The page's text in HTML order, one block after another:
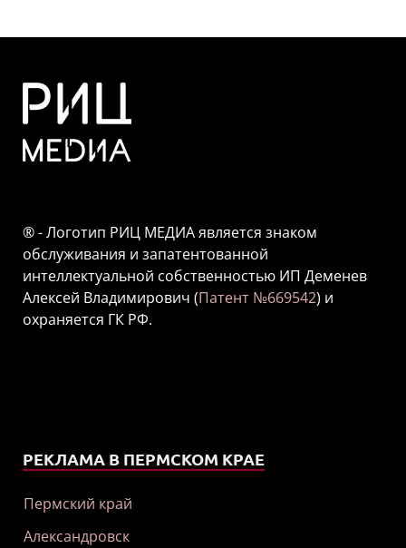
® - Логотип РИЦ МЕДИА является знаком
обслуживания и запатентованной
интеллектуальной собственностью ИП Деменев
Алексей Владимирович (Патент №669542) и
охраняется ГК РФ.
РЕКЛАМА В ПЕРМСКОМ КРАЕ
Пермский край
Александровск